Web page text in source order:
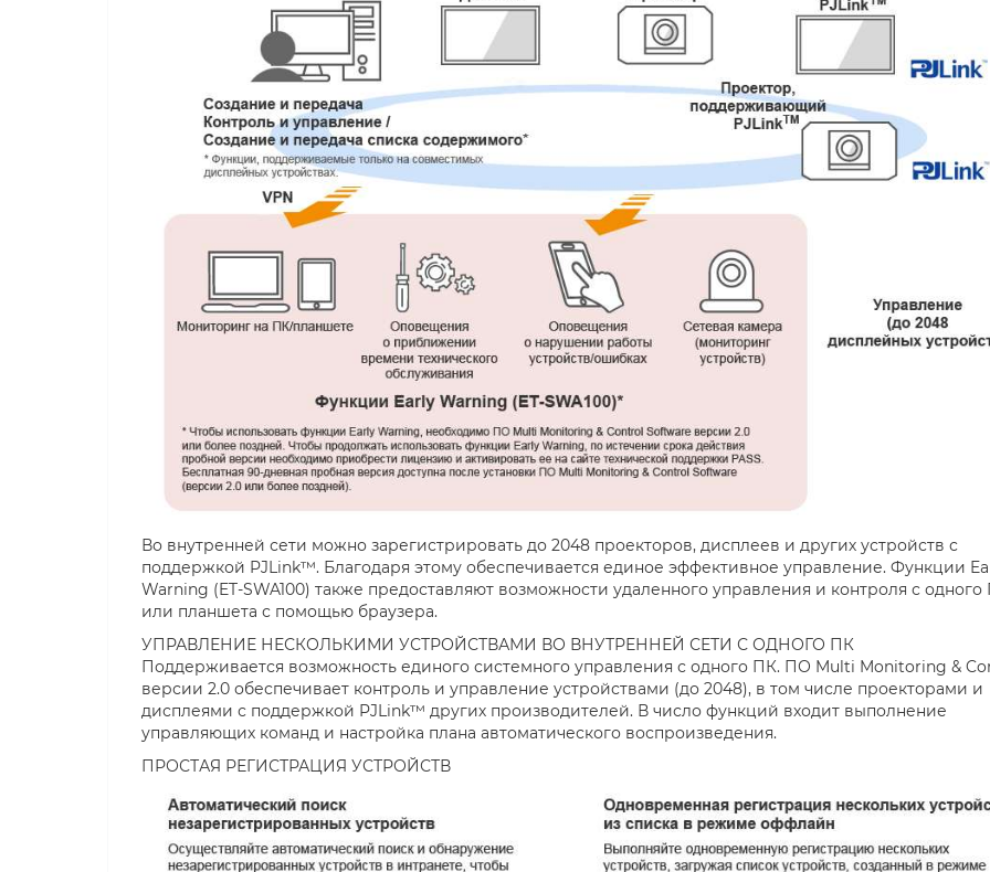
Во внутренней сети можно зарегистрировать до 2048 проекторов, дисплеев и других устройств с
поддержкой PJLink™. Благодаря этому обеспечивается единое эффективное управление. Функции
Warning (ET-SWA100) также предоставляют возможности удаленного управления и контроля с
или планшета с помощью браузера.
УПРАВЛЕНИЕ НЕСКОЛЬКИМИ УСТРОЙСТВАМИ ВО ВНУТРЕННЕЙ СЕТИ С ОДНОГО ПК
Поддерживается возможность единого системного управления с одного ПК. ПО Multi Monitoring &
версии 2.0 обеспечивает контроль и управление устройствами (до 2048), в том числе проекторами и
дисплеями с поддержкой PJLink™ других производителей. В число функций входит выполнение
управляющих команд и настройка плана автоматического воспроизведения.
ПРОСТАЯ РЕГИСТРАЦИЯ УСТРОЙСТВ